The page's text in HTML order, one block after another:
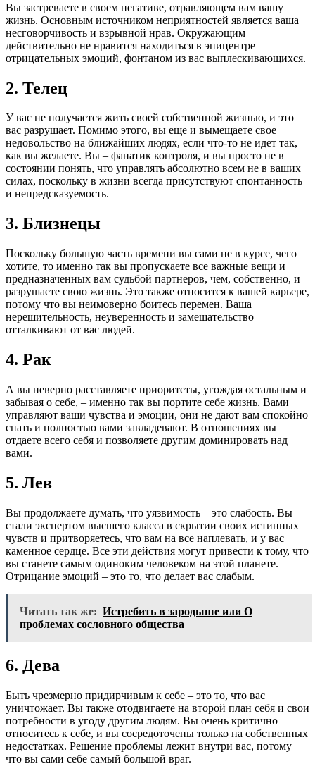
Вы застреваете в своем негативе, отравляющем вам вашу
жизнь. Основным источником неприятностей является ваша
несговорчивость и взрывной нрав. Окружающим
действительно не нравится находиться в эпицентре
отрицательных эмоций, фонтаном из вас выплескивающихся.
2. Телец
У вас не получается жить своей собственной жизнью, и это
вас разрушает. Помимо этого, вы еще и вымещаете свое
недовольство на ближайших людях, если что-то не идет так,
как вы желаете. Вы – фанатик контроля, и вы просто не в
состоянии понять, что управлять абсолютно всем не в ваших
силах, поскольку в жизни всегда присутствуют спонтанность
и непредсказуемость.
3. Близнецы
Поскольку большую часть времени вы сами не в курсе, чего
хотите, то именно так вы пропускаете все важные вещи и
предназначенных вам судьбой партнеров, чем, собственно, и
разрушаете свою жизнь. Это также относится к вашей карьере,
потому что вы неимоверно боитесь перемен. Ваша
нерешительность, неуверенность и замешательство
отталкивают от вас людей.
4. Рак
А вы неверно расставляете приоритеты, угождая остальным и
забывая о себе, – именно так вы портите себе жизнь. Вами
управляют ваши чувства и эмоции, они не дают вам спокойно
спать и полностью вами завладевают. В отношениях вы
отдаете всего себя и позволяете другим доминировать над
вами.
5. Лев
Вы продолжаете думать, что уязвимость – это слабость. Вы
стали экспертом высшего класса в скрытии своих истинных
чувств и притворяетесь, что вам на все наплевать, и у вас
каменное сердце. Все эти действия могут привести к тому, что
вы станете самым одиноким человеком на этой планете.
Отрицание эмоций – это то, что делает вас слабым.
Читать так же: Истребить в зародыше или О
проблемах сословного общества
6. Дева
Быть чрезмерно придирчивым к себе – это то, что вас
уничтожает. Вы также отодвигаете на второй план себя и свои
потребности в угоду другим людям. Вы очень критично
относитесь к себе, и вы сосредоточены только на собственных
недостатках. Решение проблемы лежит внутри вас, потому
что вы сами себе самый большой враг.